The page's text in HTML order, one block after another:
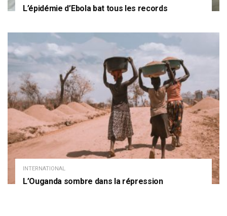
L’épidémie d’Ebola bat tous les records
INTERNATIONAL
L’Ouganda sombre dans la répression